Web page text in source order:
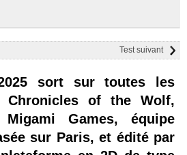
Test suivant
sort sur toutes les
Chronicles of the Wolf,
Games, équipe
sur Paris, et édité par